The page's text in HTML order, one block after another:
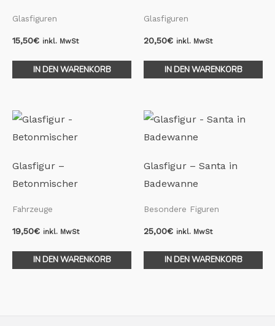
Glasfiguren
15,50€ inkl. MwSt
IN DEN WARENKORB
Glasfiguren
20,50€ inkl. MwSt
IN DEN WARENKORB
Glasfigur –
Betonmischer
Fahrzeuge
19,50€ inkl. MwSt
IN DEN WARENKORB
Glasfigur – Santa in
Badewanne
Besondere Figuren
25,00€ inkl. MwSt
IN DEN WARENKORB